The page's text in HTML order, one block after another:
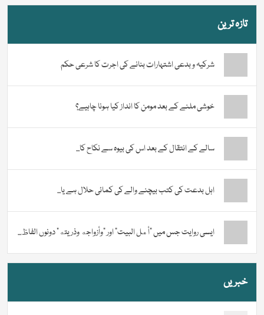
تازہ ترین
شرکیہ و بدعی اشتہارات بنانے کی اجرت کا شرعی حکم
خوشی ملنے کے بعد مومن کا انداز کیا ہونا چاہیے؟
سالے کے انتقال کے بعد اس کی بیوہ سے نکاح کا...
اہل بدعت کی کتب بیچنے والے کی کمائی حلال ہے یا...
ایسی روایت جس میں “أهل البيت” اور “وأزواجه وذريته” دونوں الفاظ...
خبریں